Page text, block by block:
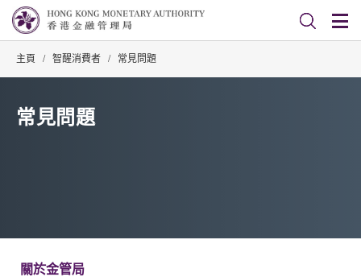
主頁 / 智醒消費者 / 常見問題
常見問題
關於金管局